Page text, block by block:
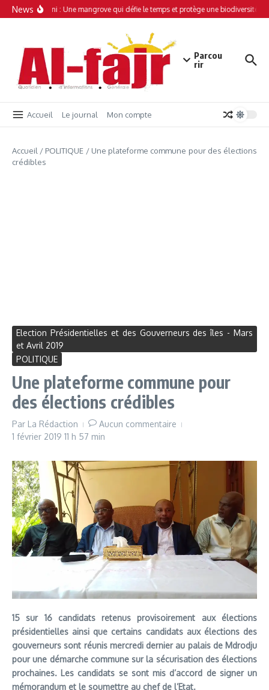
Aller au contenu
News
Simamboini : Une mangrove qui défie le temps et protège une biodiversité
Parcou
rir
Accueil Le journal Mon compte
Accueil / POLITIQUE / Une plateforme commune pour des élections
crédibles
Election Présidentielles et des Gouverneurs des îles - Mars
et Avril 2019
POLITIQUE
Une plateforme commune pour
des élections crédibles
Par La Rédaction
Aucun commentaire
1 février 2019 11 h 57 min
15 sur 16 candidats retenus provisoirement aux élections
présidentielles ainsi que certains candidats aux élections des
gouverneurs sont réunis mercredi dernier au palais de Mdrodju
pour une démarche commune sur la sécurisation des élections
prochaines. Les candidats se sont mis d’accord de signer un
mémorandum et le soumettre au chef de l’Etat.